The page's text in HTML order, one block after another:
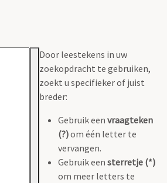
Door leestekens in uw
zoekopdracht te gebruiken,
zoekt u specifieker of juist
breder:
Gebruik een vraagteken
(?)om één letter te
vervangen.
Gebruik een sterretje (*)
om meer letters te